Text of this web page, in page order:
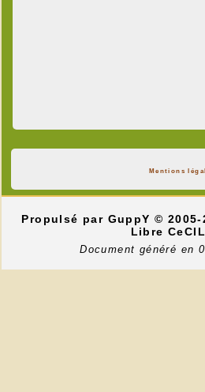
Mentions
Propulsé par GuppY©
Libre
Document généré en